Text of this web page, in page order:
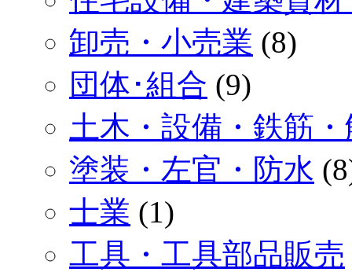
卸売・小売業 (8)
団体･組合 (9)
土木・設備・鉄筋
塗装・左官・防水
士業 (1)
工具・工具部品販売